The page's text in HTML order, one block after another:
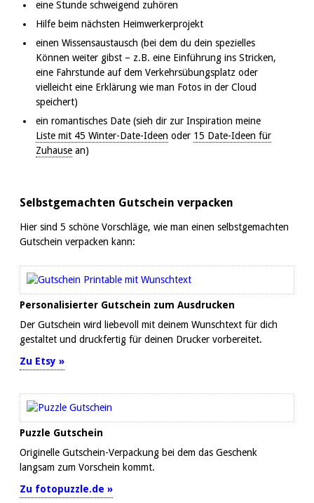
eine Stunde schweigend zuhören
Hilfe beim nächsten Heimwerkerprojekt
einen Wissensaustausch (bei dem du dein spezielles
Können weiter gibst – z.B. eine Einführung ins Stricken,
eine Fahrstunde auf dem Verkehrsübungsplatz oder
vielleicht eine Erklärung wie man Fotos in der Cloud
speichert)
ein romantisches Date (sieh dir zur Inspiration meine
Liste mit 45 Winter-Date-Ideen oder 15 Date-Ideen für
Zuhause an)
Selbstgemachten Gutschein verpacken
Hier sind 5 schöne Vorschläge, wie man einen selbstgemachten
Gutschein verpacken kann:
Personalisierter Gutschein zum Ausdrucken
Der Gutschein wird liebevoll mit deinem Wunschtext für dich
gestaltet und druckfertig für deinen Drucker vorbereitet.
Zu Etsy »
Puzzle Gutschein
Originelle Gutschein-Verpackung bei dem das Geschenk
langsam zum Vorschein kommt.
Zu fotopuzzle.de »